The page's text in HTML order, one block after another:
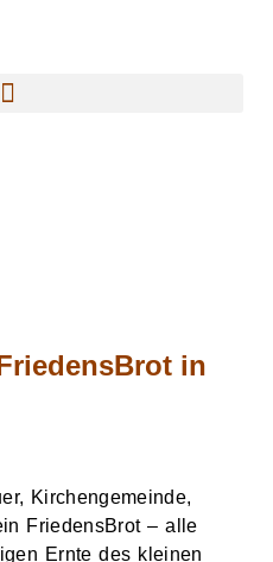
in
Kirchengemeinde,
FriedensBrot– alle
Ernte des kleinen